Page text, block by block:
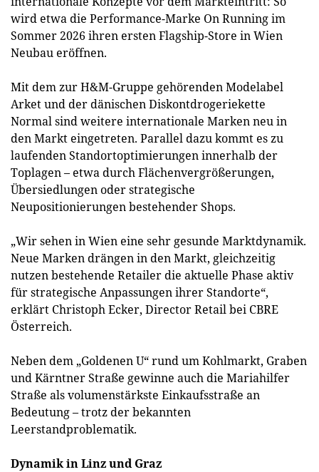
wird etwa die Performance-Marke On Running im
Sommer 2026 ihren ersten Flagship-Store in Wien
Neubau eröffnen.
Mit dem zur H&M-Gruppe gehörenden Modelabel
Arket und der dänischen Diskontdrogeriekette
Normal sind weitere internationale Marken neu in
den Markt eingetreten. Parallel dazu kommt es zu
laufenden Standortoptimierungen innerhalb der
Toplagen – etwa durch Flächenvergrößerungen,
Übersiedlungen oder strategische
Neupositionierungen bestehender Shops.
„Wir sehen in Wien eine sehr gesunde Marktdynamik.
Neue Marken drängen in den Markt, gleichzeitig
nutzen bestehende Retailer die aktuelle Phase aktiv
für strategische Anpassungen ihrer Standorte“,
erklärt Christoph Ecker, Director Retail bei CBRE
Österreich.
Neben dem „Goldenen U“ rund um Kohlmarkt, Graben
und Kärntner Straße gewinne auch die Mariahilfer
Straße als volumenstärkste Einkaufsstraße an
Bedeutung – trotz der bekannten
Leerstandproblematik.
Dynamik in Linz und Graz